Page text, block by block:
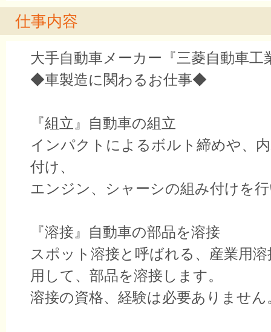
仕事内容
大手自動車メーカー『三菱自動車工
◆車製造に関わるお仕事◆
『組立』自動車の組立
インパクトによるボルト締めや、
付け、
エンジン、シャーシの組み付けを
『溶接』自動車の部品を溶接
スポット溶接と呼ばれる、産業用
用して、部品を溶接します。
溶接の資格、経験は必要ありません